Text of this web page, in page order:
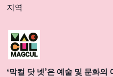
지역
‘막컬 닷 넷’은 예술 및 문화